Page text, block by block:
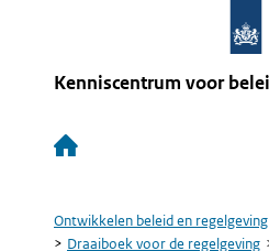
Kenniscentrum voor
Hoofdnavigatie
Kruimelpad
Ontwikkelen beleid en regelgeving
Draaiboek voor de regelgeving